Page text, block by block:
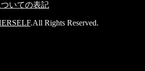
いての表記
.All Rights Reserved.